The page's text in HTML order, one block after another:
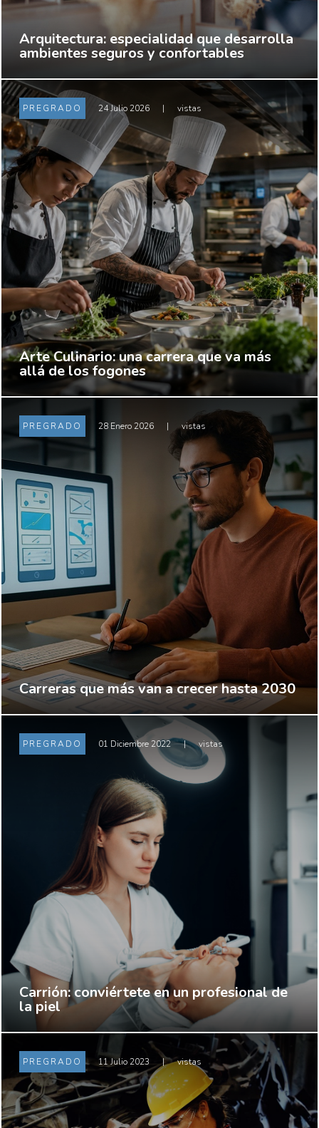
Arquitectura: especialidad que desarrolla
ambientes seguros y confortables
PREGRADO 24 Julio 2026 | vistas
Arte Culinario: una carrera que va más
allá de los fogones
PREGRADO 28 Enero 2026 | vistas
Carreras que más van a crecer hasta 2030
PREGRADO 01 Diciembre 2022 | vistas
Carrión: conviértete en un profesional de
la piel
PREGRADO 11 Julio 2023 | vistas